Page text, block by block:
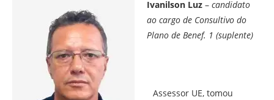
Ivanilson Luz – candidato
ao cargo de Consultivo do
Plano de Benef. 1 (suplente)
Assessor UE, tomou